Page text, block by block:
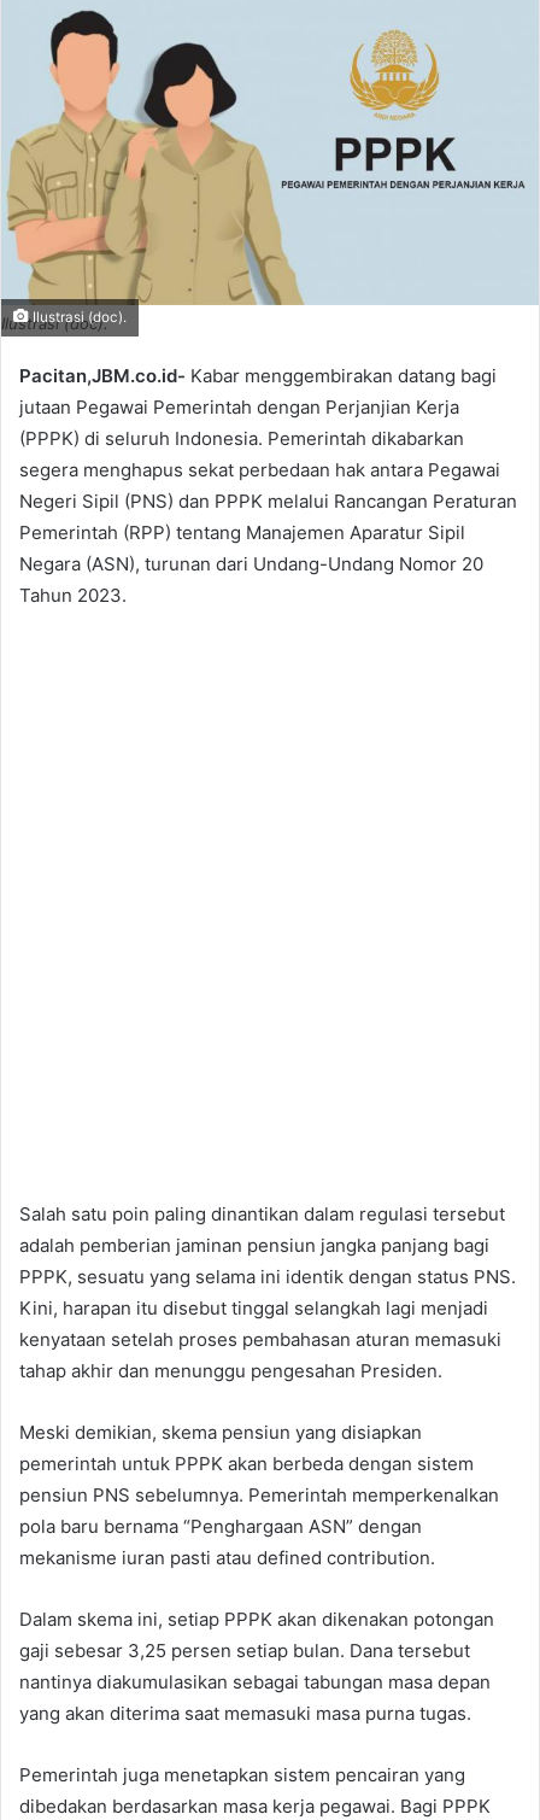
Ilustrasi (doc).
Ilustrasi (doc).
Pacitan,JBM.co.id- Kabar menggembirakan datang bagi
jutaan Pegawai Pemerintah dengan Perjanjian Kerja
(PPPK) di seluruh Indonesia. Pemerintah dikabarkan
segera menghapus sekat perbedaan hak antara Pegawai
Negeri Sipil (PNS) dan PPPK melalui Rancangan Peraturan
Pemerintah (RPP) tentang Manajemen Aparatur Sipil
Negara (ASN), turunan dari Undang-Undang Nomor 20
Tahun 2023.
Salah satu poin paling dinantikan dalam regulasi tersebut
adalah pemberian jaminan pensiun jangka panjang bagi
PPPK, sesuatu yang selama ini identik dengan status PNS.
Kini, harapan itu disebut tinggal selangkah lagi menjadi
kenyataan setelah proses pembahasan aturan memasuki
tahap akhir dan menunggu pengesahan Presiden.
Meski demikian, skema pensiun yang disiapkan
pemerintah untuk PPPK akan berbeda dengan sistem
pensiun PNS sebelumnya. Pemerintah memperkenalkan
pola baru bernama “Penghargaan ASN” dengan
mekanisme iuran pasti atau defined contribution.
Dalam skema ini, setiap PPPK akan dikenakan potongan
gaji sebesar 3,25 persen setiap bulan. Dana tersebut
nantinya diakumulasikan sebagai tabungan masa depan
yang akan diterima saat memasuki masa purna tugas.
Pemerintah juga menetapkan sistem pencairan yang
dibedakan berdasarkan masa kerja pegawai. Bagi PPPK